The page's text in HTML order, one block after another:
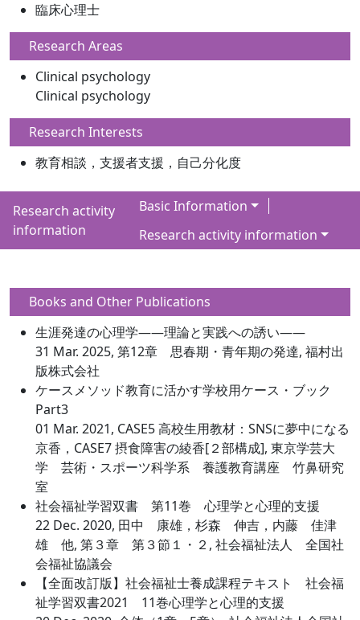
臨床心理士
Research Areas
Clinical psychology
Clinical psychology
Research Interests
教育相談，支援者支援，自己分化度
Research activity
information
Basic Information
Research activity information
Books and Other Publications
生涯発達の心理学――理論と実践への誘い――
31 Mar. 2025, 第12章 思春期・青年期の発達, 福村出
版株式会社
ケースメソッド教育に活かす学校用ケース・ブック
Part3
01 Mar. 2021, CASE5 高校生用教材：SNSに夢中になる
京香，CASE7 摂食障害の綾香[２部構成], 東京学芸大
学 芸術・スポーツ科学系 養護教育講座 竹鼻研究
室
社会福祉学習双書 第11巻 心理学と心理的支援
22 Dec. 2020, 田中 康雄，杉森 伸吉，内藤 佳津
雄 他, 第３章 第３節１・２, 社会福祉法人 全国社
会福祉協議会
【全面改訂版】社会福祉士養成課程テキスト 社会福
祉学習双書2021 11巻心理学と心理的支援